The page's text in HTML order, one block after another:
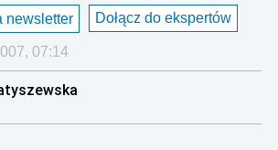
newsletter Dołącz do ekspertów
07:14